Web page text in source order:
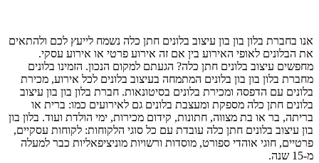
אנו בחברת בלון בון בון עיצוב בלונים חתן כלה נשמח לייעץ לכם ולהתאים
את הבלונים לאופי האירוע בין אם זה אירוע פרטי או אירוע עסקי.
מחפשים עיצוב בלונים חתן כלה? הגעתם למקום הנכון. הזמינו בלונים
מחברת בלון בון בון בלונים המתמחה בעיצוב בלונים לכל אירוע, מכירת
בלונים עם הדפסה ומכירת בלונים בסיטונאות. חברת בלון בון בון עיצוב
בלונים חתן כלה מספקת ומעצבת בלונים גם לאירועים כמו: ברית או
בריתה, בר או בת מצווה, חתונות, קידום מכירות, ימי הולדת ועוד. בלון בון
בון עיצוב בלונים חתן כלה עובדת עם כל סוגי הלקוחות: לקוחות עסקיים,
פרטיים, חוגי אוהדי ספורט, מוסדות ורשויות מוניציפאליות כבר למעלה
מ-15 שנה.